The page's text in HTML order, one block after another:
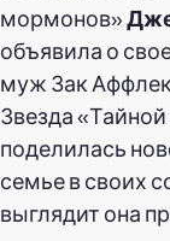
мормонов»
объявила о
муж Зак
Звезда
поделилась
семье в своих
выглядит она